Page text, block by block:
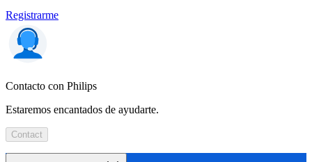
Registrarme
Contacto con Philips
Estaremos encantados de ayudarte.
Contact